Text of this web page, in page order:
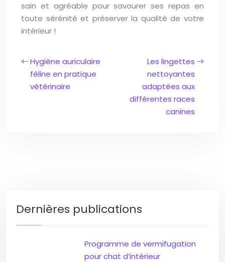
sain et agréable pour savourer ses repas en
toute sérénité et préserver la qualité de votre
intérieur !
Hygiène auriculaire
féline en pratique
vétérinaire
Les lingettes
nettoyantes
adaptées aux
différentes races
canines
Dernières publications
Programme de vermifugation
pour chat d’intérieur